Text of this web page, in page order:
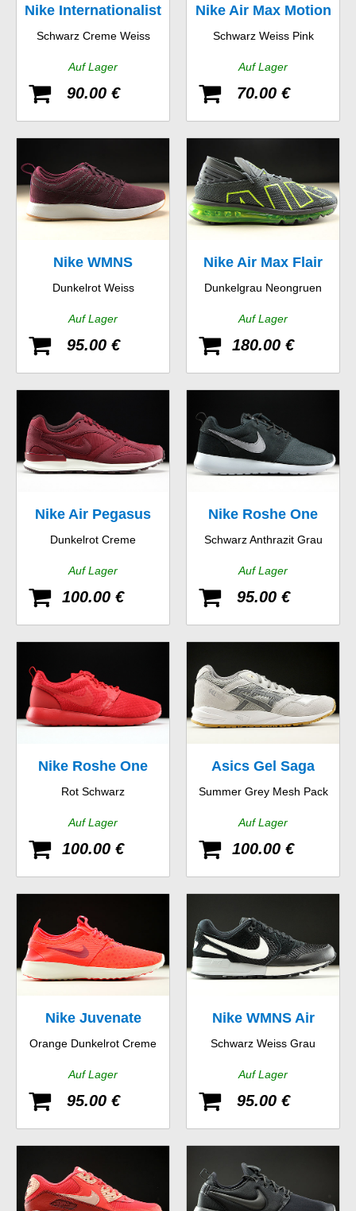
Nike Internationalist
Schwarz Creme Weiss
Auf Lager
90.00 €
Nike Air Max Motion
GS
Schwarz Weiss Pink
Auf Lager
70.00 €
Nike WMNS
Dualtone Racer SE
Dunkelrot Weiss
Auf Lager
95.00 €
Nike Air Max Flair
Dunkelgrau Neongruen
Auf Lager
180.00 €
Nike Air Pegasus
New Racer
Dunkelrot Creme
Auf Lager
100.00 €
Nike Roshe One
Suede
Schwarz Anthrazit Grau
Auf Lager
95.00 €
Nike Roshe One
Hyp
Rot Schwarz
Auf Lager
100.00 €
Asics Gel Saga
Summer Grey Mesh Pack
Auf Lager
100.00 €
Nike Juvenate
Orange Dunkelrot Creme
Auf Lager
95.00 €
Nike WMNS Air
Pegasus 89
Schwarz Weiss Grau
Auf Lager
95.00 €